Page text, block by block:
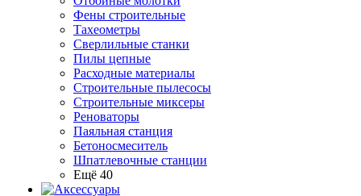
Фены строительные
Тахеометры
Сверлильные станки
Пилы цепные
Расходные материалы
Строительные пылесосы
Строительные миксеры
Реноваторы
Паяльная станция
Бетоносмеситель
Шпатлевочные станции
Ещё 40